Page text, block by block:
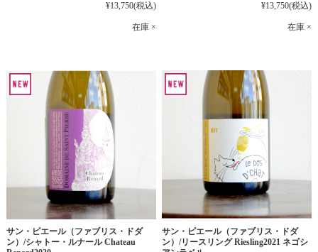
¥13,750(税込)
在庫 ×
¥13,750(税込)
在庫 ×
サン・ピエール（ファブリス・ドダ
ン）/シャトー・ルナール Chateau
サン・ピエール（ファブリス・ドダ
ン）/リースリング Riesling2021 ネゴシ